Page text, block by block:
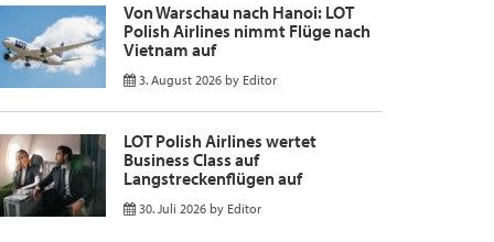
Von Warschau nach Hanoi: LOT
Polish Airlines nimmt Flüge nach
Vietnam auf
3. August 2026 by Editor
LOT Polish Airlines wertet
Business Class auf
Langstreckenflügen auf
30. Juli 2026 by Editor